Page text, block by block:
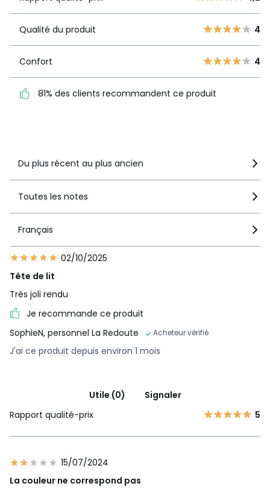
En savoir plus sur nos emballages
1 1
2
3 4
4
4
recommandent ce produit
Qualité du produit 4
Confort 4
81% des clients recommandent ce produit
Du plus récent au plus ancien
Toutes les notes
Français
02/10/2025
Tête de lit
Très joli rendu
Je recommande ce produit
SophieN, personnel La Redoute
Acheteur vérifié
J'ai ce produit depuis environ 1 mois
Utile (0)
Signaler
Rapport qualité-prix
5
15/07/2024
La couleur ne correspond pas